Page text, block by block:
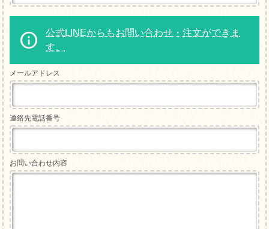
公式LINEからもお問い合わせ・注文ができま
す。
メールアドレス
連絡先電話番号
お問い合わせ内容